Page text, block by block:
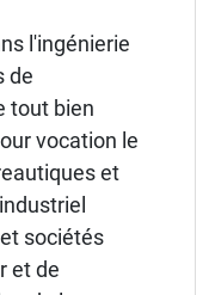
l'ingénierie
de
tout bien
vocation le
et
sociétés
et de